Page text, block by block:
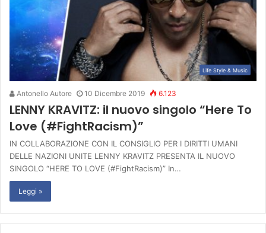
Life Style & Music
Antonello Autore 10 Dicembre 2019 6.123
LENNY KRAVITZ: il nuovo singolo “Here To
Love (#FightRacism)”
IN COLLABORAZIONE CON IL CONSIGLIO PER I DIRITTI UMANI
DELLE NAZIONI UNITE LENNY KRAVITZ PRESENTA IL NUOVO
SINGOLO “HERE TO LOVE (#FightRacism)” In…
Leggi »